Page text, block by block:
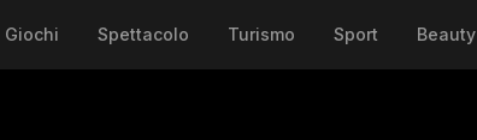
Giochi Spettacolo Turismo Sport Beauty